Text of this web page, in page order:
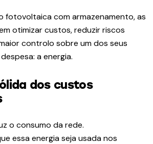
fotovoltaica com armazenamento, as
otimizar custos, reduzir riscos
controlo sobre um dos seus
a energia.
dos custos
o consumo da rede.
essa energia seja usada nos